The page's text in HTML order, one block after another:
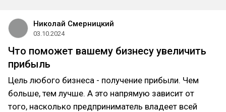
Николай Смерницкий
03.10.2024
Что поможет вашему бизнесу увеличить
прибыль
Цель любого бизнеса - получение прибыли. Чем
больше, тем лучше. А это напрямую зависит от
того, насколько предприниматель владеет всей